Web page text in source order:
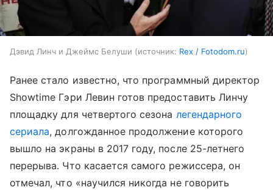
Дэвид Линч и Джеймс Белуши источник: Rex / Fotodom.ru
Ранее стало известно, что программный директор
Showtime Гэри Левин готов предоставить Линчу
площадку для четвертого сезона легендарного
сериала, долгожданное продолжение которого
вышло на экраны в 2017 году, после 25-летнего
перерыва. Что касается самого режиссера, он
отмечал, что «научился никогда не говорить